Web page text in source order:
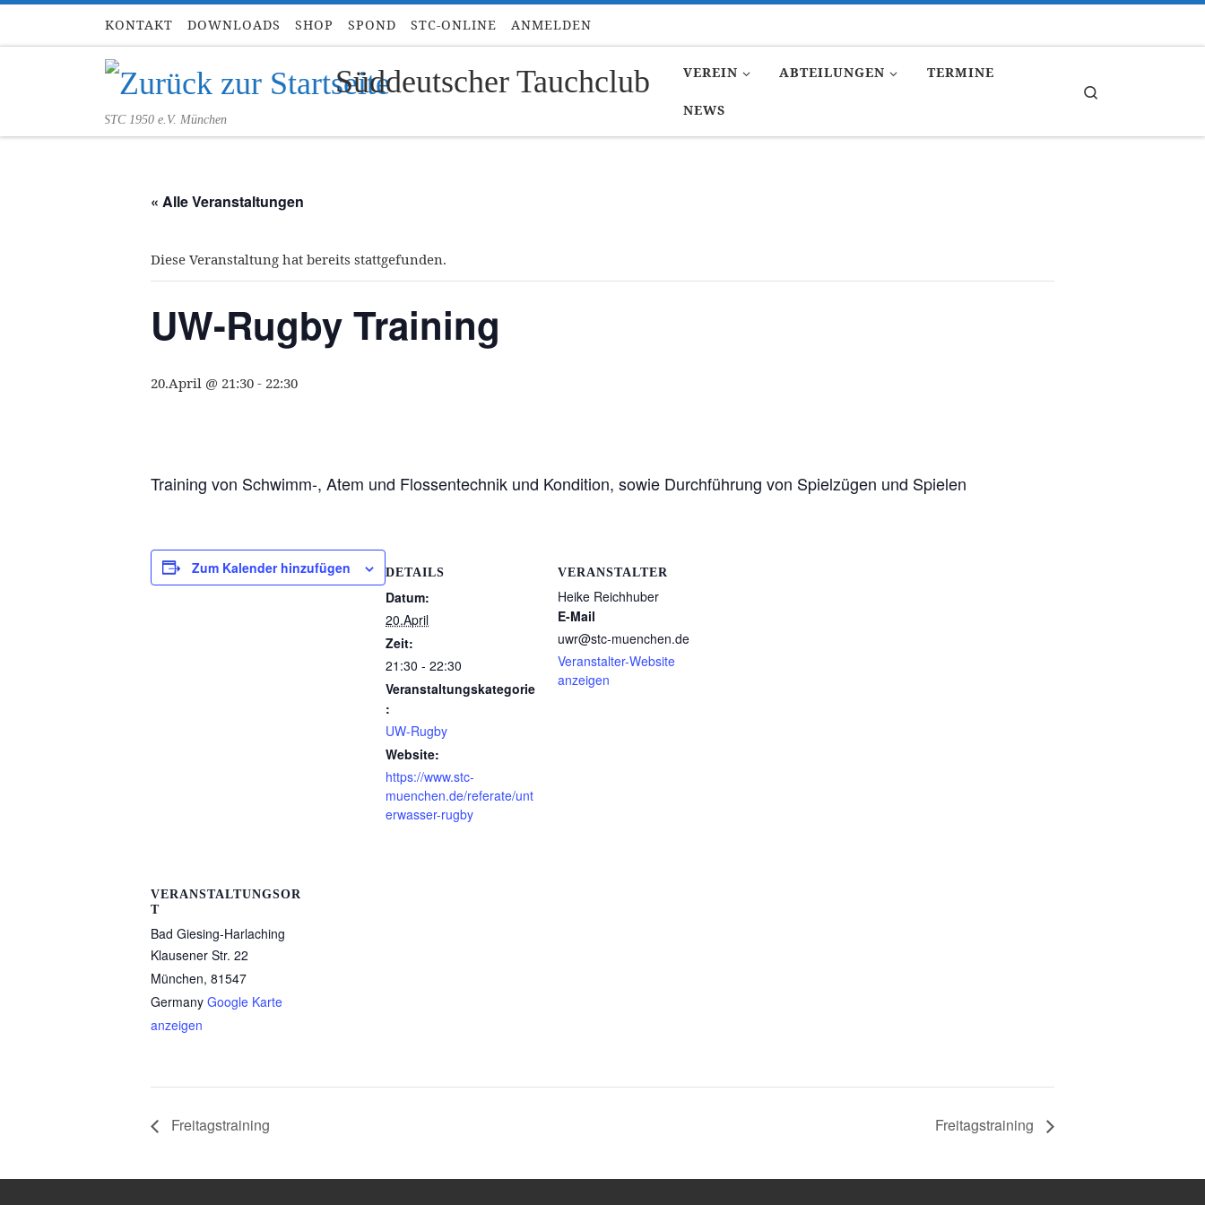
Zum Inhalt springen
KONTAKT DOWNLOADS SHOP SPOND STC-ONLINE ANMELDEN
Süddeutscher Tauchclub
STC 1950 e.V. München
VEREIN ABTEILUNGEN TERMINE
NEWS
« Alle Veranstaltungen
Diese Veranstaltung hat bereits stattgefunden.
UW-Rugby Training
20.April @ 21:30 - 22:30
Training von Schwimm-, Atem und Flossentechnik und Kondition, sowie Durchführung von Spielzügen und Spielen
Zum Kalender hinzufügen DETAILS
Datum:
20.April
Zeit:
21:30 - 22:30
Veranstaltungskategorie
:
UW-Rugby
Website:
https://www.stc-
muenchen.de/referate/unt
erwasser-rugby
VERANSTALTER
Heike Reichhuber
E-Mail
uwr@stc-muenchen.de
Veranstalter-Website
anzeigen
VERANSTALTUNGSOR
T
Bad Giesing-Harlaching
Klausener Str. 22
München, 81547
Germany Google Karte
anzeigen
Freitagstraining Freitagstraining